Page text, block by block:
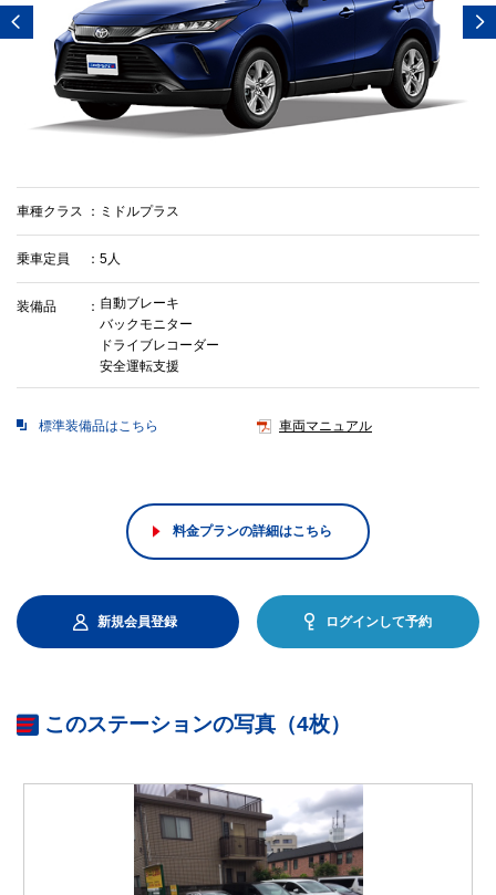
車種クラス ミドルプラス
乗車定員 5人
装備品
自動ブレーキ
バックモニター
ドライブレコーダー
安全運転支援
標準装備品はこちら 車両マニュアル
料金プランの詳細はこちら
新規会員登録 ログインして予約
このステーションの写真（4枚）